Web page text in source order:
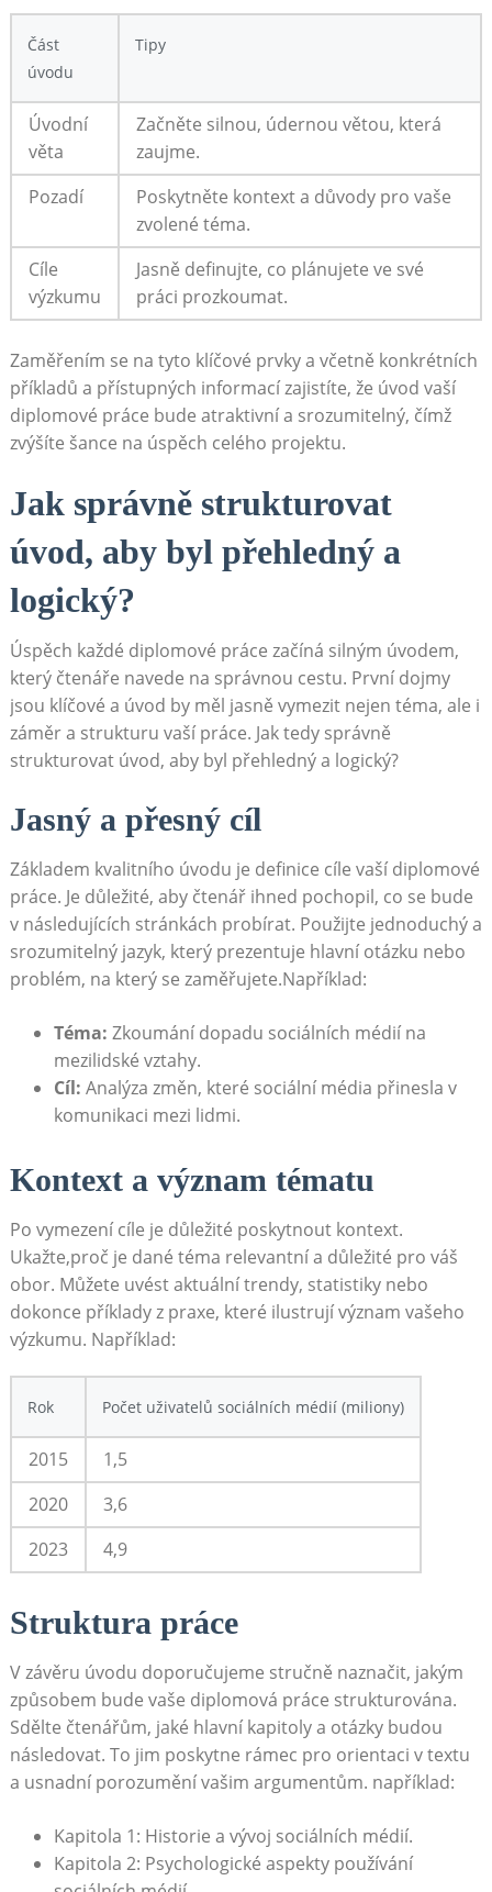
Část
úvodu
Tipy
Úvodní
věta
Začněte silnou, údernou větou, která
zaujme.
Pozadí
Poskytněte kontext a důvody⁣ pro vaše
zvolené ‍téma.
Cíle
výzkumu
Jasně ‍definujte, co​ plánujete ve své⁢
práci ‌prozkoumat.
Zaměřením se na tyto ⁤klíčové prvky a včetně⁤ konkrétních ​
příkladů a přístupných ‌informací⁤ zajistíte, že úvod vaší
⁣diplomové práce‍ bude atraktivní ⁤a srozumitelný, ​čímž
zvýšíte šance na úspěch⁣ celého projektu.
Jak správně strukturovat
úvod, aby byl přehledný a
logický?
Úspěch každé diplomové práce‍ začíná silným úvodem,
který čtenáře navede na správnou cestu. První dojmy
jsou klíčové a úvod by měl jasně⁤ vymezit nejen téma, ‍ale i
záměr a‌ strukturu vaší práce. Jak⁣ tedy správně
strukturovat úvod, aby‌ byl přehledný a logický?
Jasný a přesný cíl
Základem kvalitního úvodu⁢ je definice cíle vaší diplomové
práce. Je důležité, aby čtenář ihned pochopil, co se bude
v následujících stránkách probírat. Použijte jednoduchý a
srozumitelný ⁢jazyk, který prezentuje hlavní otázku nebo
‍problém, na který se zaměřujete.Například:
Téma: ‍Zkoumání dopadu sociálních‌ médií‍ na‌
mezilidské vztahy.
Cíl: Analýza změn, které sociální média přinesla v
komunikaci mezi‌ lidmi.
Kontext a ‍význam tématu
Po‌ vymezení cíle je důležité poskytnout kontext.
Ukažte,proč je ‌dané⁤ téma ⁣relevantní a důležité pro váš
obor. Můžete uvést aktuální trendy, ​statistiky​ nebo
dokonce příklady ‍z⁣ praxe, které ‌ilustrují význam ⁣vašeho
výzkumu. Například:
Rok Počet uživatelů sociálních ⁣médií‌ (miliony)
2015
1,5
2020
3,6
2023
4,9
Struktura práce
V závěru úvodu doporučujeme stručně naznačit, jakým
způsobem bude vaše diplomová‍ práce strukturována.⁣
Sdělte​ čtenářům, jaké hlavní kapitoly a otázky budou
‍následovat. To ⁢jim poskytne rámec​ pro orientaci v textu
a usnadní porozumění vašim argumentům. například:
Kapitola 1: Historie a vývoj sociálních médií.
Kapitola⁤ 2:‌ Psychologické aspekty používání